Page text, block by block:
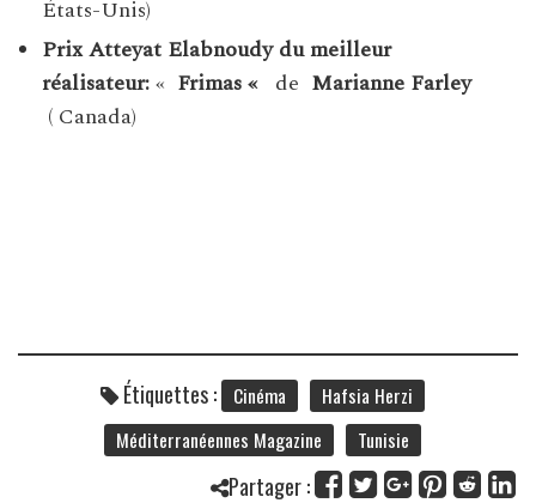
États-Unis)
Prix ​​Atteyat Elabnoudy du meilleur
réalisateur:« Frimas « de Marianne Farley
( Canada)
Étiquettes : Cinéma
Hafsia Herzi
Méditerranéennes Magazine
Tunisie
Partager :